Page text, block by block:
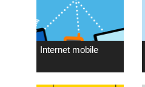
Internet mobile